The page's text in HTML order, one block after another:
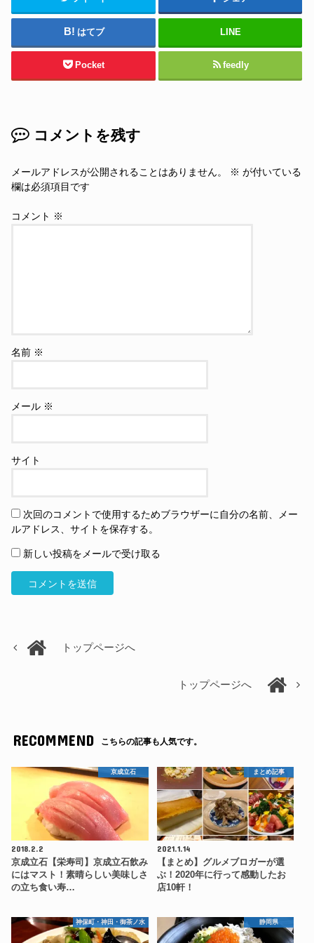
はてブ LINE
Pocket feedly
コメントを残す
メールアドレスが公開されることはありません。 ※ が付いている
欄は必須項目です
コメント ※
名前 ※
メール ※
サイト
次回のコメントで使用するためブラウザーに自分の名前、メー
ルアドレス、サイトを保存する。
新しい投稿をメールで受け取る
トップページへ
トップページへ
RECOMMEND こちらの記事も人気です。
京成立石
2018.2.2
京成立石【栄寿司】京成立石飲み
にはマスト！素晴らしい美味しさ
の立ち食い寿…
まとめ記事
2021.1.14
【まとめ】グルメブロガーが選
ぶ！2020年に行って感動したお
店10軒！
神保町・神田・御茶ノ水 静岡県